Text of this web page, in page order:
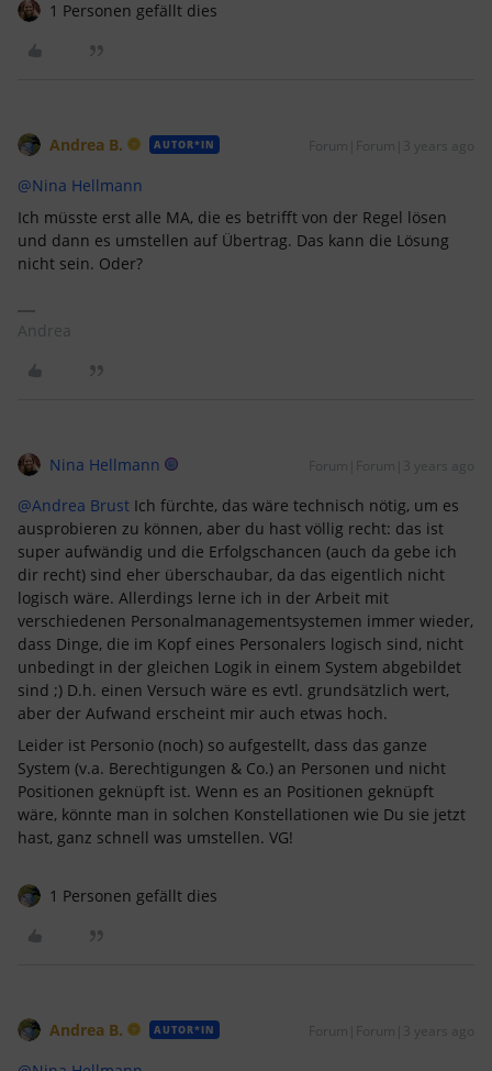
1 Personen gefällt dies
Andrea B. AUTOR*IN Forum|Forum|3 years ago
@Nina Hellmann
Ich müsste erst alle MA, die es betrifft von der Regel lösen
und dann es umstellen auf Übertrag. Das kann die Lösung
nicht sein. Oder?
Andrea
Nina Hellmann Forum|Forum|3 years ago
@Andrea Brust Ich fürchte, das wäre technisch nötig, um es
ausprobieren zu können, aber du hast völlig recht: das ist
super aufwändig und die Erfolgschancen (auch da gebe ich
dir recht) sind eher überschaubar, da das eigentlich nicht
logisch wäre. Allerdings lerne ich in der Arbeit mit
verschiedenen Personalmanagementsystemen immer wieder,
dass Dinge, die im Kopf eines Personalers logisch sind, nicht
unbedingt in der gleichen Logik in einem System abgebildet
sind ;) D.h. einen Versuch wäre es evtl. grundsätzlich wert,
aber der Aufwand erscheint mir auch etwas hoch.
Leider ist Personio (noch) so aufgestellt, dass das ganze
System (v.a. Berechtigungen & Co.) an Personen und nicht
Positionen geknüpft ist. Wenn es an Positionen geknüpft
wäre, könnte man in solchen Konstellationen wie Du sie jetzt
hast, ganz schnell was umstellen. VG!
1 Personen gefällt dies
Andrea B. AUTOR*IN Forum|Forum|3 years ago